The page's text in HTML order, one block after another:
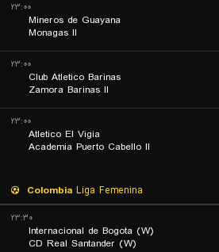
۲۳:۰۰
Mineros de Guayana
Monagas II
۲۳:۰۰
Club Atletico Barinas
Zamora Barinas II
۲۳:۰۰
Atletico El Vigia
Academia Puerto Cabello II
Colombia Liga Femenina
۲۳:۳۰
Internacional de Bogota (W)
CD Real Santander (W)